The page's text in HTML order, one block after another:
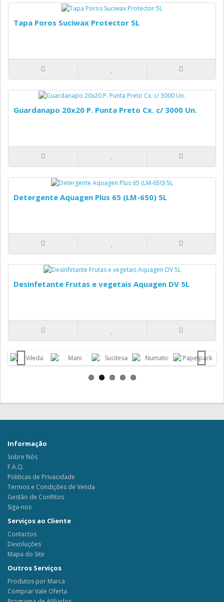
Tapa Poros Suciwax Protector 5L
Guardanapo 20x20 P. Punta Preto Cx. c/ 3000 Un.
Detergente Aquagen Plus 65 (LM-650) 5L
Desinfetante Frutas e vegetais Aquagen DV 5L
Informação
Sobre Nós
F.A.Q.
Politicas de Privacidade
Termos e Condições de Venda
Gestão de Conflitos
Siga-nos
Serviços ao Cliente
Contactos
Devoluções
Mapa do Site
Outros Serviços
Produtos por Marca
Comprar Vale Oferta